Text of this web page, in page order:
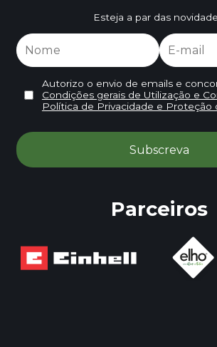
Esteja a par das
Autorizo o envio de emails e
Condições gerais de Utilização e
Política de Privacidade e Proteção
Parceiros